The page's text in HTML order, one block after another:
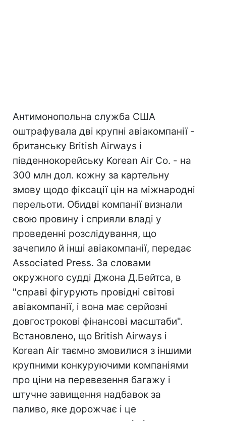
Антимонопольна служба США
оштрафувала дві крупні авіакомпанії -
британську British Airways і
південнокорейську Korean Air Co. - на
300 млн дол. кожну за картельну
змову щодо фіксації цін на міжнародні
перельоти. Обидві компанії визнали
свою провину і сприяли владі у
проведенні розслідування, що
зачепило й інші авіакомпанії, передає
Associated Press. За словами
окружного судді Джона Д.Бейтса, в
"справі фігурують провідні світові
авіакомпанії, і вона має серйозні
довгострокові фінансові масштаби".
Встановлено, що British Airways і
Korean Air таємно змовилися з іншими
крупними конкуруючими компаніями
про ціни на перевезення багажу і
штучне завищення надбавок за
паливо, яке дорожчає і це